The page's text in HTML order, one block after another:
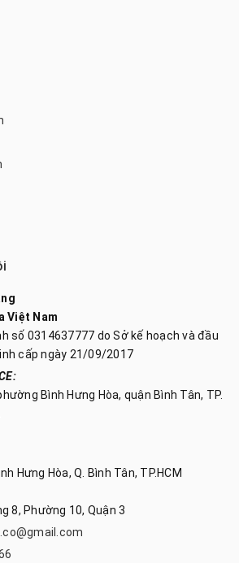
Việt Nam
số 0314637777 do Sở kế hoạch và đầu
cấp ngày 21/09/2017
Bình Hưng Hòa, quận Bình Tân, TP.
Hưng Hòa, Q. Bình Tân, TP.HCM
8, Phường 10, Quận 3